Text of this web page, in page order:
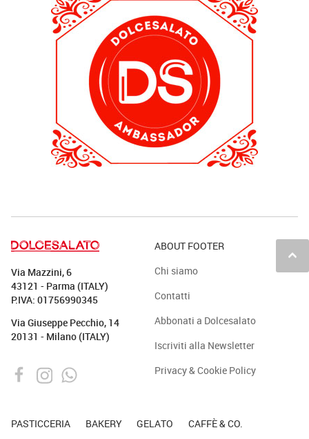
keyboard_arrow_up
Via Mazzini, 6
43121 - Parma (ITALY)
P.IVA: 01756990345
Via Giuseppe Pecchio, 14
20131 - Milano (ITALY)
ABOUT FOOTER
Chi siamo
Contatti
Abbonati a Dolcesalato
Iscriviti alla Newsletter
Privacy & Cookie Policy
PASTICCERIA BAKERY GELATO CAFFÈ & CO.